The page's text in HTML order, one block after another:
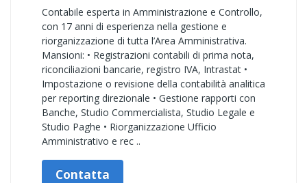
Contabile esperta in Amministrazione e Controllo,
con 17 anni di esperienza nella gestione e
riorganizzazione di tutta l’Area Amministrativa.
Mansioni: • Registrazioni contabili di prima nota,
riconciliazioni bancarie, registro IVA, Intrastat •
Impostazione o revisione della contabilità analitica
per reporting direzionale • Gestione rapporti con
Banche, Studio Commercialista, Studio Legale e
Studio Paghe • Riorganizzazione Ufficio
Amministrativo e rec ..
Contatta